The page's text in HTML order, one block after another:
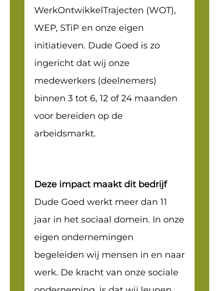
WerkOntwikkelTrajecten (WOT),
WEP, STiP en onze eigen
initiatieven. Dude Goed is zo
ingericht dat wij onze
medewerkers (deelnemers)
binnen 3 tot 6, 12 of 24 maanden
voor bereiden op de
arbeidsmarkt.
Deze impact maakt dit bedrijf
Dude Goed werkt meer dan 11
jaar in het sociaal domein. In onze
eigen ondernemingen
begeleiden wij mensen in en naar
werk. De kracht van onze sociale